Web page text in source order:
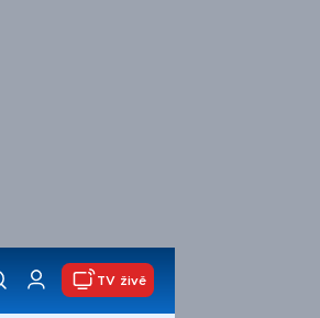
TV živě